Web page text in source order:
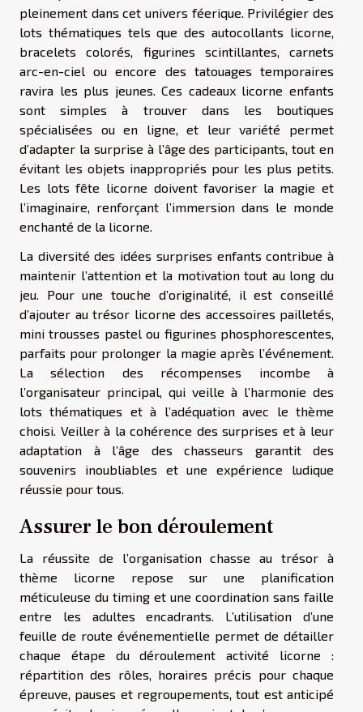
pleinement dans cet univers féerique. Privilégier des
lots thématiques tels que des autocollants licorne,
bracelets colorés, figurines scintillantes, carnets
arc-en-ciel ou encore des tatouages temporaires
ravira les plus jeunes. Ces cadeaux licorne enfants
sont simples à trouver dans les boutiques
spécialisées ou en ligne, et leur variété permet
d’adapter la surprise à l’âge des participants, tout en
évitant les objets inappropriés pour les plus petits.
Les lots fête licorne doivent favoriser la magie et
l’imaginaire, renforçant l’immersion dans le monde
enchanté de la licorne.
La diversité des idées surprises enfants contribue à
maintenir l’attention et la motivation tout au long du
jeu. Pour une touche d’originalité, il est conseillé
d’ajouter au trésor licorne des accessoires pailletés,
mini trousses pastel ou figurines phosphorescentes,
parfaits pour prolonger la magie après l’événement.
La sélection des récompenses incombe à
l’organisateur principal, qui veille à l’harmonie des
lots thématiques et à l’adéquation avec le thème
choisi. Veiller à la cohérence des surprises et à leur
adaptation à l’âge des chasseurs garantit des
souvenirs inoubliables et une expérience ludique
réussie pour tous.
Assurer le bon déroulement
La réussite de l’organisation chasse au trésor à
thème licorne repose sur une planification
méticuleuse du timing et une coordination sans faille
entre les adultes encadrants. L’utilisation d’une
feuille de route événementielle permet de détailler
chaque étape du déroulement activité licorne :
répartition des rôles, horaires précis pour chaque
épreuve, pauses et regroupements, tout est anticipé